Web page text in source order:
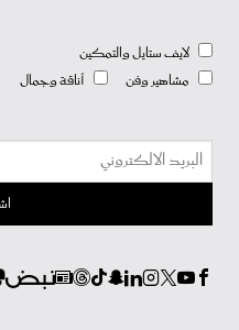
لايف ستايل والتمكين
مشاهير وفن
أناقة وجمال